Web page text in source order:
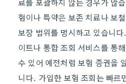
험이나 특약은 보존 치료나 보
보장 범위를 명시하고 있습니
이트나 통합 조회 서비스를 통
수 있어 예전처럼 보험 증권을
니다. 가입한 보험 조회는 빠르